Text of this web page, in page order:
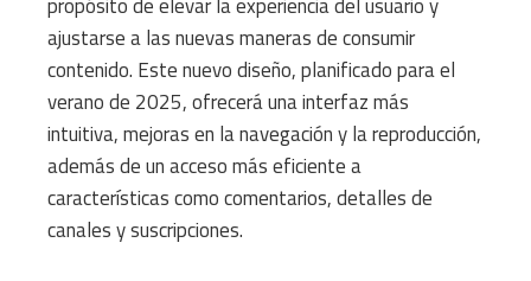
propósito de elevar la experiencia del usuario y
ajustarse a las nuevas maneras de consumir
contenido. Este nuevo diseño, planificado para el
verano de 2025, ofrecerá una interfaz más
intuitiva, mejoras en la navegación y la reproducción,
además de un acceso más eficiente a
características como comentarios, detalles de
canales y suscripciones.